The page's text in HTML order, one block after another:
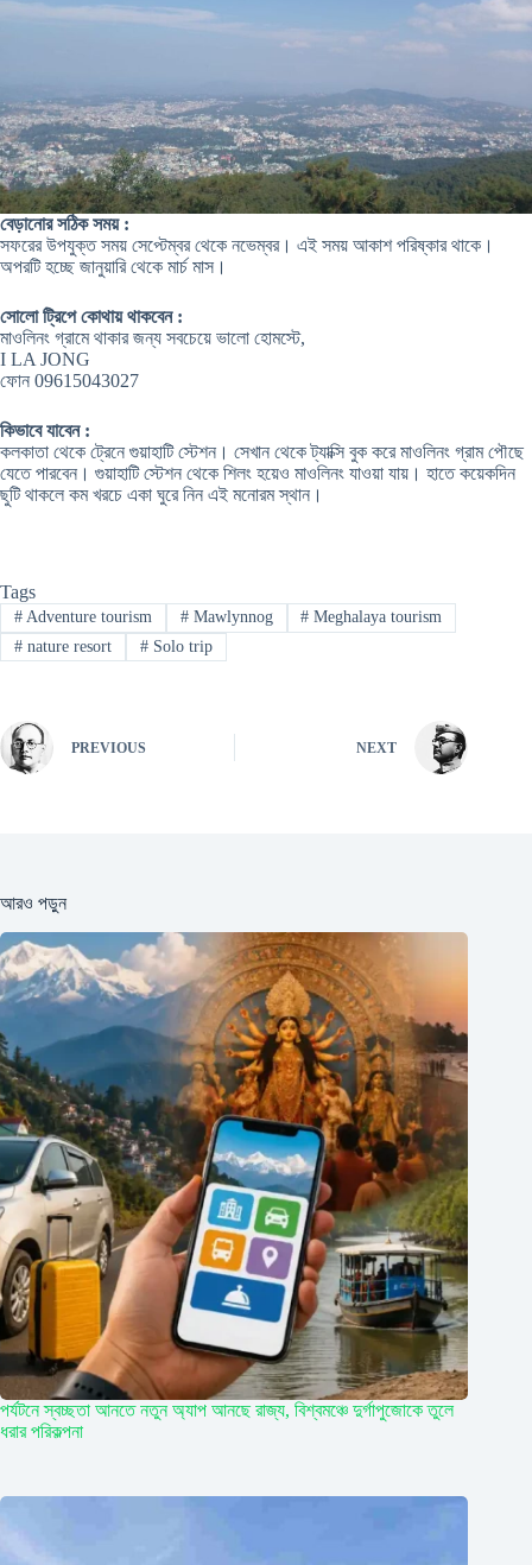
বেড়ানোর সঠিক সময় :
সফরের উপযুক্ত সময় সেপ্টেম্বর থেকে নভেম্বর। এই সময় আকাশ পরিষ্কার থাকে।
অপরটি হচ্ছে জানুয়ারি থেকে মার্চ মাস।
সোলো ট্রিপে কোথায় থাকবেন :
মাওলিনং গ্রামে থাকার জন্য সবচেয়ে ভালো হোমস্টে,
I LA JONG
ফোন 09615043027
কিভাবে যাবেন :
কলকাতা থেকে ট্রেনে গুয়াহাটি স্টেশন। সেখান থেকে ট্যাক্সি বুক করে মাওলিনং গ্রাম পৌছে
যেতে পারবেন। গুয়াহাটি স্টেশন থেকে শিলং হয়েও মাওলিনং যাওয়া যায়। হাতে কয়েকদিন
ছুটি থাকলে কম খরচে একা ঘুরে নিন এই মনোরম স্থান।
Tags
#Adventure tourism #Mawlynnog # Meghalaya tourism
#nature resort #Solo trip
PREVIOUS NEXT
আরও পড়ুন
পর্যটনে স্বচ্ছতা আনতে নতুন অ্যাপ আনছে রাজ্য, বিশ্বমঞ্চে দুর্গাপুজোকে তুলে
ধরার পরিকল্পনা